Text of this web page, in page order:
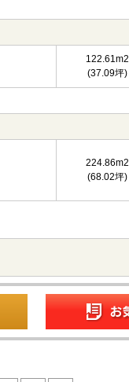
122.61m2
(37.09坪)
224.86m2
(68.02坪)